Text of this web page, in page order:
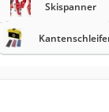
Skispanner